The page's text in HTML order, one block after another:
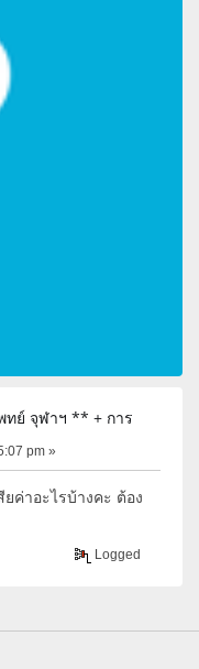
ย์ จุฬาฯ ** + การ
pm »
ค่าอะไรบ้างคะ ต้อง
Logged